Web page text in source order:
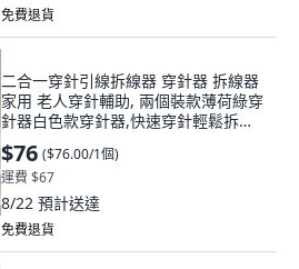
免費退貨
二合一穿針引線拆線器 穿針器 拆線器
家用 老人穿針輔助, 兩個裝款薄荷綠穿
針器白色款穿針器,快速穿針輕鬆拆線,
1個
$76 ($76.00/1個)
運費 $67
8/22 預計送達
免費退貨